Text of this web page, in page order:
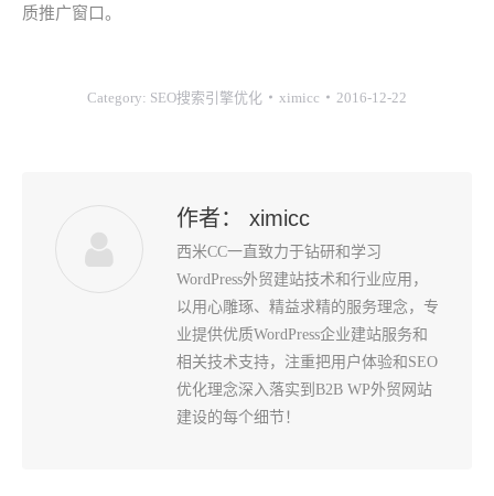
质推广窗口。
Category: SEO搜索引擎优化 ximicc 2016-12-22
作者： ximicc
西米CC一直致力于钻研和学习
WordPress外贸建站技术和行业应用，
以用心雕琢、精益求精的服务理念，专
业提供优质WordPress企业建站服务和
相关技术支持，注重把用户体验和SEO
优化理念深入落实到B2B WP外贸网站
建设的每个细节！